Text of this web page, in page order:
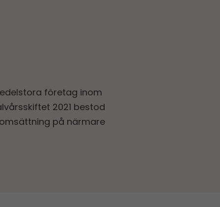
företag inom
2021 bestod
på närmare